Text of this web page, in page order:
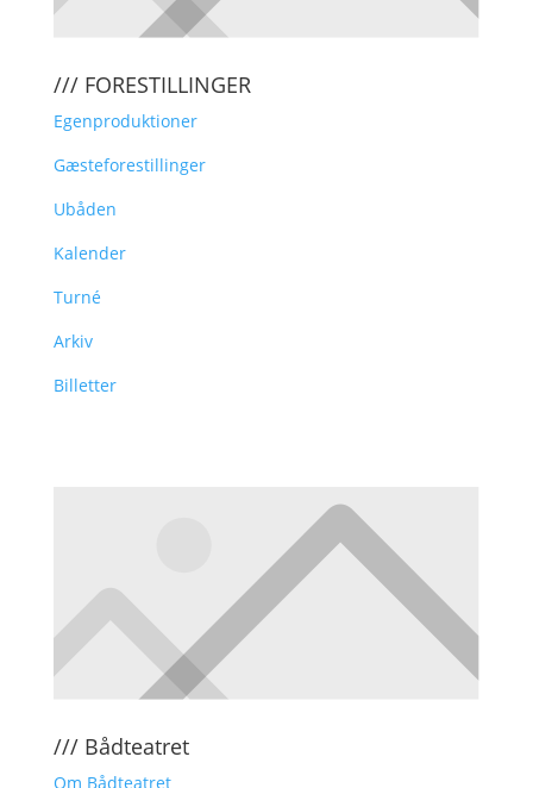
/// FORESTILLINGER
Egenproduktioner
Gæsteforestillinger
Ubåden
Kalender
Turné
Arkiv
Billetter
/// Bådteatret
Om Bådteatret